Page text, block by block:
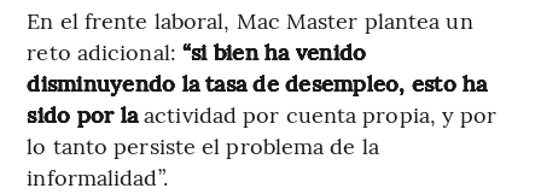
En el frente laboral, Mac Master plantea un
reto adicional: “si bien ha venido
disminuyendo la tasa de desempleo, esto ha
sido por laactividad por cuenta propia, y por
lo tanto persiste el problema de la
informalidad”.